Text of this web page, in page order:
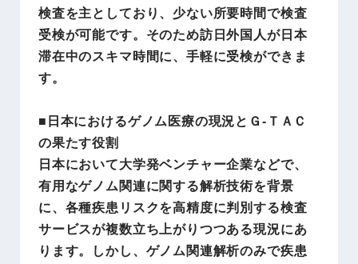
検査を主としており、少ない所要時間で検査
受検が可能です。そのため訪日外国人が日本
滞在中のスキマ時間に、手軽に受検ができま
す。
■日本におけるゲノム医療の現況とＧ-ＴＡＣ
の果たす役割
日本において大学発ベンチャー企業などで、
有用なゲノム関連に関する解析技術を背景
に、各種疾患リスクを高精度に判別する検査
サービスが複数立ち上がりつつある現況にあ
ります。しかし、ゲノム関連解析のみで疾患